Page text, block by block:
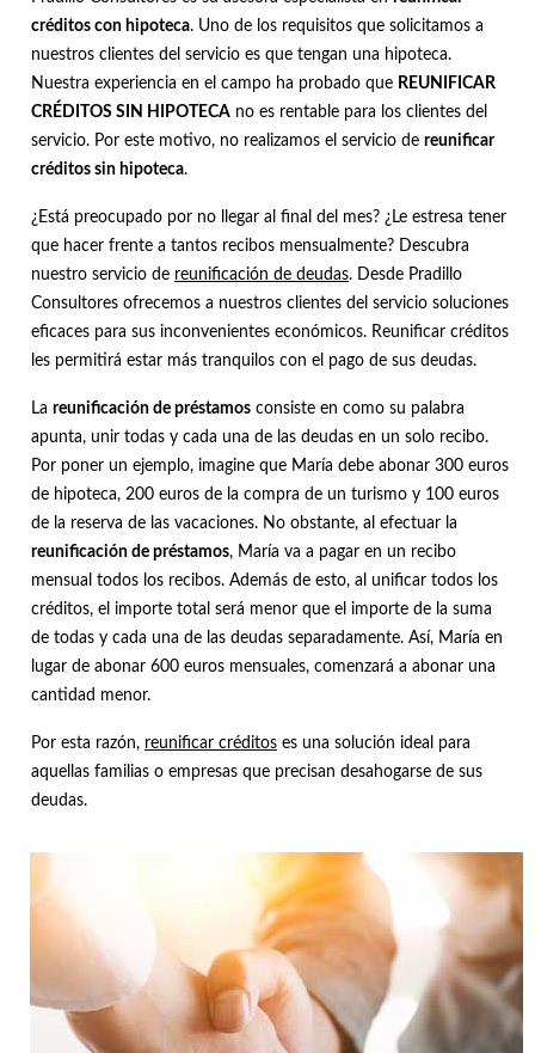
créditos con hipoteca. Uno de los requisitos que solicitamos a
nuestros clientes del servicio es que tengan una hipoteca.
Nuestra experiencia en el campo ha probado que REUNIFICAR
CRÉDITOS SIN HIPOTECA no es rentable para los clientes del
servicio. Por este motivo, no realizamos el servicio de reunificar
créditos sin hipoteca.
¿Está preocupado por no llegar al final del mes? ¿Le estresa tener
que hacer frente a tantos recibos mensualmente? Descubra
nuestro servicio de reunificación de deudas. Desde Pradillo
Consultores ofrecemos a nuestros clientes del servicio soluciones
eficaces para sus inconvenientes económicos. Reunificar créditos
les permitirá estar más tranquilos con el pago de sus deudas.
La reunificación de préstamos consiste en como su palabra
apunta, unir todas y cada una de las deudas en un solo recibo.
Por poner un ejemplo, imagine que María debe abonar 300 euros
de hipoteca, 200 euros de la compra de un turismo y 100 euros
de la reserva de las vacaciones. No obstante, al efectuar la
reunificación de préstamos, María va a pagar en un recibo
mensual todos los recibos. Además de esto, al unificar todos los
créditos, el importe total será menor que el importe de la suma
de todas y cada una de las deudas separadamente. Así, María en
lugar de abonar 600 euros mensuales, comenzará a abonar una
cantidad menor.
Por esta razón, reunificar créditos es una solución ideal para
aquellas familias o empresas que precisan desahogarse de sus
deudas.